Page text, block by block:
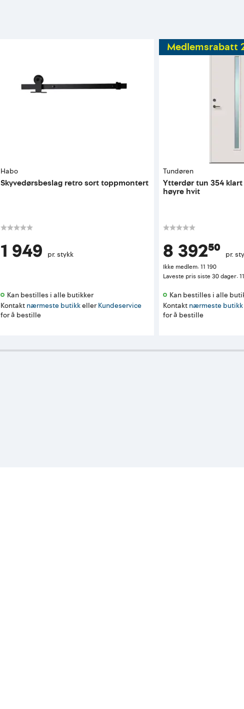
Habo
Skyvedørsbeslag retro sort toppmontert
1 949 pr. stykk
Kan bestilles i alle butikker
Kontakt nærmeste butikkellerKundeservice
for å bestille
Medlemsrabatt
Tundøren
Ytterdør tun 354 klart
høyre hvit
8 392⁵⁰ pr.
Ikke medlem:11 190
Laveste pris siste 30 dager:
Kan bestilles i alle
Kontakt nærmeste butikk
for å bestille